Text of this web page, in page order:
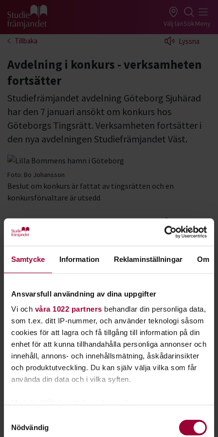
Samtycke Information Reklaminställningar Om
Ansvarsfull användning av dina uppgifter
Vi och våra 1022 partners behandlar din personliga data,
som t.ex. ditt IP-nummer, och använder teknologi såsom
cookies för att lagra och få tillgång till information på din
enhet för att kunna tillhandahålla personliga annonser och
innehåll, annons- och innehållsmätning, åskådarinsikter
och produktutveckling. Du kan själv välja vilka som får
använda din data och i vilka syften.
som kan ha en noggrannhet på upp till flera meter
Nödvändig
Gå till studiefrämjandets startsida Välj länSökMeny
Tillbaka Lyssna
Avdelning i konkurs - verksamheten
fortsätter
Studiefrämjandet avdelning Göteborg Sjuhärad
har den 7 januari ansökt om konkurs hos
Göteborgs Tingsrätt. Verksamheten fortsätter i
den nya avdelningen Studiefrämjandet Väst.
Foto: Bo Johansson
Beslut om konkurs är fattat av tingsrätten och en
konkursförvaltare är utsedd.
Avdelningens medarbetare och verksamhet ingår sedan den
1 januari 2025 i Studiefrämjandets avdelning Väst som är en
del av Studiefrämjandet riksförbundet.
till förbundschef Andrea Rodriguez och frågor om
verksamheten till verksamhetschef Väst Helena Kaså
Winqvist.
Helena Kaså Winqvist
Verksamhetschef Väst
Skicka e-post
070-619 25 30